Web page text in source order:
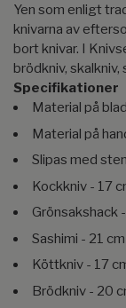
Yen som enligt
knivarna av
bort knivar. I
brödkniv,
Specifikationer
Material på
Material på
Slipas med
Kockkniv - 17
Grönsakshack
Sashimi - 21 cm
Köttkniv - 17
Brödkniv - 20